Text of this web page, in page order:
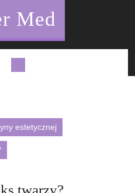
Med
estetycznej
twarzy?